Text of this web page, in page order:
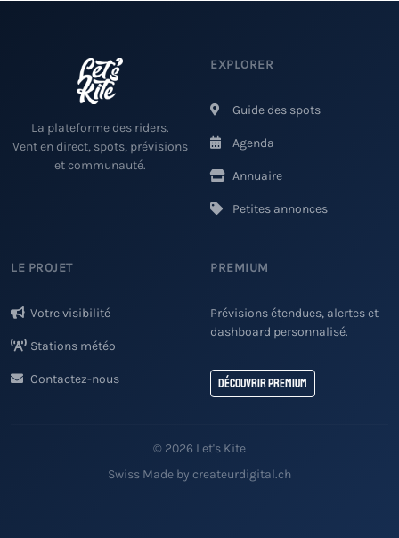
La plateforme des riders.
Vent en direct, spots, prévisions
et communauté.
EXPLORER
Guide des spots
Agenda
Annuaire
Petites annonces
LE PROJET
Votre visibilité
Stations météo
Contactez-nous
PREMIUM
Prévisions étendues, alertes et
dashboard personnalisé.
Découvrir Premium
© 2026 Let's Kite
Swiss Made by createurdigital.ch